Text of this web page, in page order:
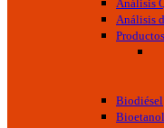
Análisis
Análisis
Biodiésel
Bioetanol